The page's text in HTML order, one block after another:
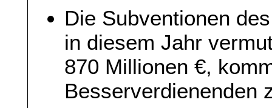
Die Subventionen
in diesem Jahr
870 Millionen €,
Besserverdienenden